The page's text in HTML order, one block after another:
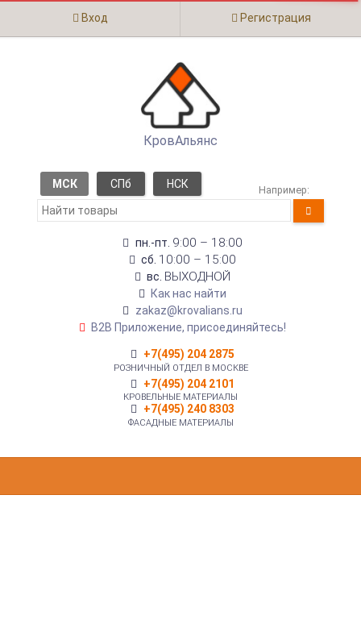
Вход Регистрация
КровАльянс
МСК СПб НСК Например:
пн.-пт. 9:00 – 18:00
сб. 10:00 – 15:00
вс. ВЫХОДНОЙ
Как нас найти
zakaz@krovalians.ru
B2B Приложение, присоединяйтесь!
+7(495) 204 2875
РОЗНИЧНЫЙ ОТДЕЛ В МОСКВЕ
+7(495) 204 2101
КРОВЕЛЬНЫЕ МАТЕРИАЛЫ
+7(495) 240 8303
ФАСАДНЫЕ МАТЕРИАЛЫ